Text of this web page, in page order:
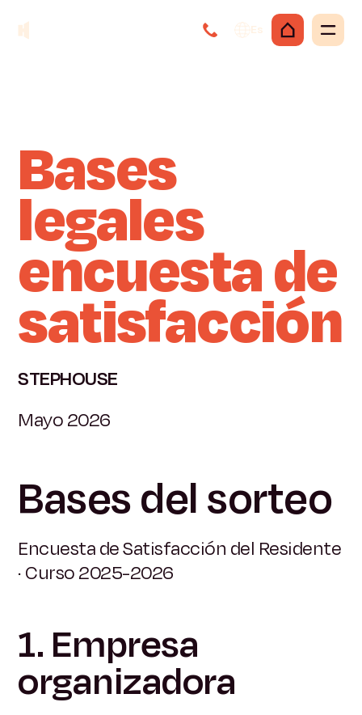
Es
Bases
legales
encuesta de
satisfacción
STEPHOUSE
Mayo 2026
Bases del sorteo
Encuesta de Satisfacción del Residente
· Curso 2025-2026
1. Empresa
organizadora